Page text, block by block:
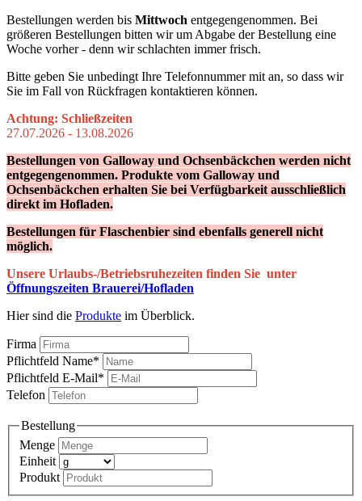
Bestellungen werden bis Mittwoch entgegengenommen. Bei
größeren Bestellungen bitten wir um Abgabe der Bestellung eine
Woche vorher - denn wir schlachten immer frisch.
Bitte geben Sie unbedingt Ihre Telefonnummer mit an, so dass wir
Sie im Fall von Rückfragen kontaktieren können.
Achtung: Schließzeiten
27.07.2026 - 13.08.2026
Bestellungen von Galloway und Ochsenbäckchen werden nicht
entgegengenommen. Produkte vom Galloway und
Ochsenbäckchen erhalten Sie bei Verfügbarkeit ausschließlich
direkt im Hofladen.
Bestellungen für Flaschenbier sind ebenfalls generell nicht
möglich.
Unsere Urlaubs-/Betriebsruhezeiten finden Sie unter
Öffnungszeiten Brauerei/Hofladen
Hier sind die Produkte im Überblick.
Firma
Pflichtfeld Name*
Pflichtfeld E-Mail*
Telefon
Bestellung
Menge
Einheit
Produkt